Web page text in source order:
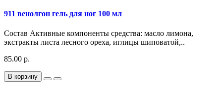
911 венолгон гель для ног 100 мл
Состав Активные компоненты средства: масло лимона,
экстракты листа лесного ореха, иглицы шиповатой,..
85.00 р.
В корзину